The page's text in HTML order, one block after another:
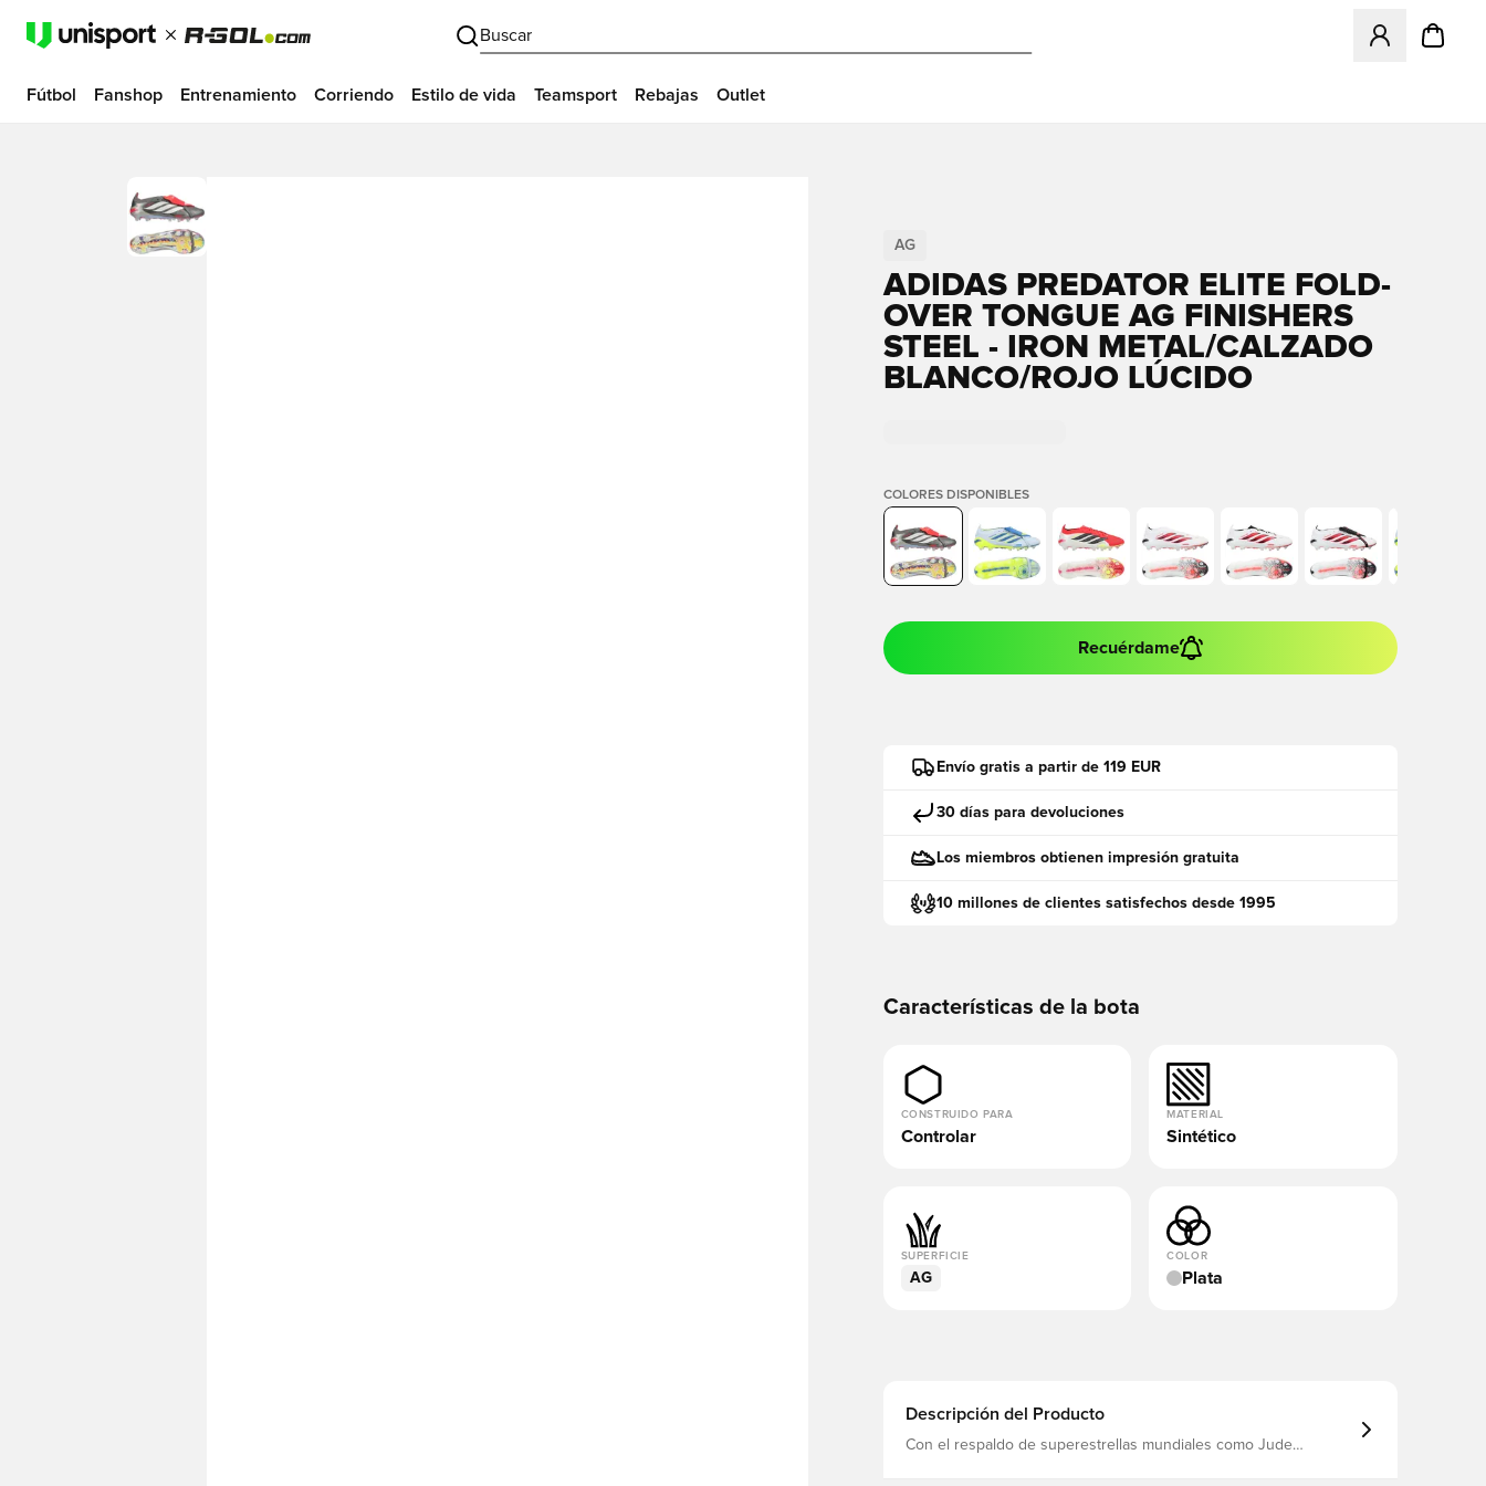
Buscar
Abre un modal
Fútbol Fanshop Entrenamiento Corriendo Estilo de vida Teamsport Rebajas Outlet
AG
ADIDAS PREDATOR ELITE FOLD-
OVER TONGUE AG FINISHERS
STEEL - IRON METAL/CALZADO
BLANCO/ROJO LÚCIDO
COLORES DISPONIBLES
Recuérdame
Envío gratis a partir de 119 EUR
30 días para devoluciones
Los miembros obtienen impresión gratuita
10 millones de clientes satisfechos desde 1995
Características de la bota
CONSTRUIDO PARA
Controlar
MATERIAL
Sintético
SUPERFICIE
AG
COLOR
Plata
Descripción del Producto
Con el respaldo de superestrellas mundiales como Jude